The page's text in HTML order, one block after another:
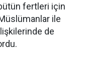
fertleri için
ile
de